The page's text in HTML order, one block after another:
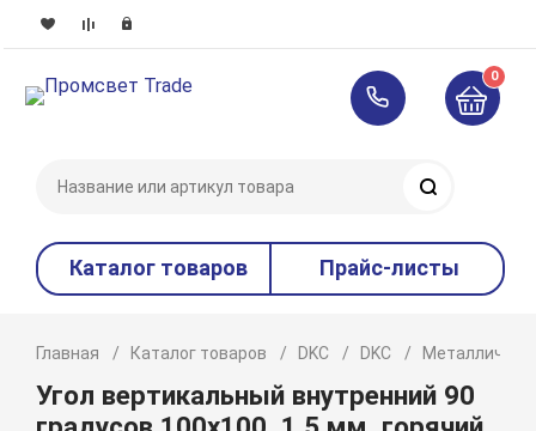
0
Каталог товаров Прайс-листы
Главная Каталог товаров DKC DKC
Угол вертикальный внутренний 90